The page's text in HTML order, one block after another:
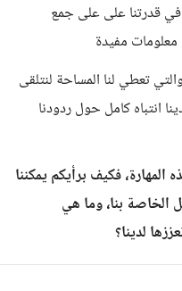
في قدرتنا على على جمع
معلومات مفيدة
تعطي لنا المساحة لنتلقى
انتباه كامل حول ردودنا
فكيف برأيكم يمكننا
الخاصة بنا، وما هي
لدينا؟